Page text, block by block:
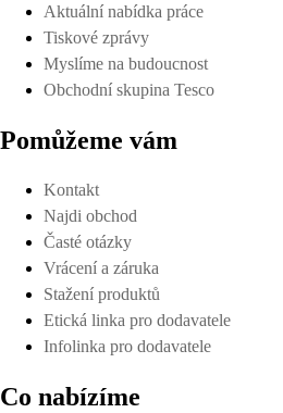
Aktuální nabídka práce
Tiskové zprávy
Myslíme na budoucnost
Obchodní skupina Tesco
Pomůžeme vám
Kontakt
Najdi obchod
Časté otázky
Vrácení a záruka
Stažení produktů
Etická linka pro dodavatele
Infolinka pro dodavatele
Co nabízíme